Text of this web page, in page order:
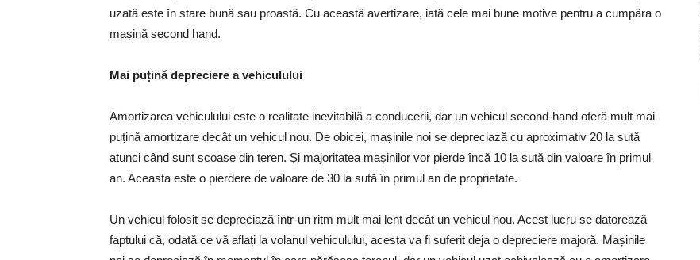
uzată este în stare bună sau proastă. Cu această avertizare, iată cele mai bune motive pentru a cumpăra o
mașină second hand.
Mai puțină depreciere a vehiculului
Amortizarea vehiculului este o realitate inevitabilă a conducerii, dar un vehicul second-hand oferă mult mai
puțină amortizare decât un vehicul nou. De obicei, mașinile noi se depreciază cu aproximativ 20 la sută
atunci când sunt scoase din teren. Și majoritatea mașinilor vor pierde încă 10 la sută din valoare în primul
an. Aceasta este o pierdere de valoare de 30 la sută în primul an de proprietate.
Un vehicul folosit se depreciază într-un ritm mult mai lent decât un vehicul nou. Acest lucru se datorează
faptului că, odată ce vă aflați la volanul vehiculului, acesta va fi suferit deja o depreciere majoră. Mașinile